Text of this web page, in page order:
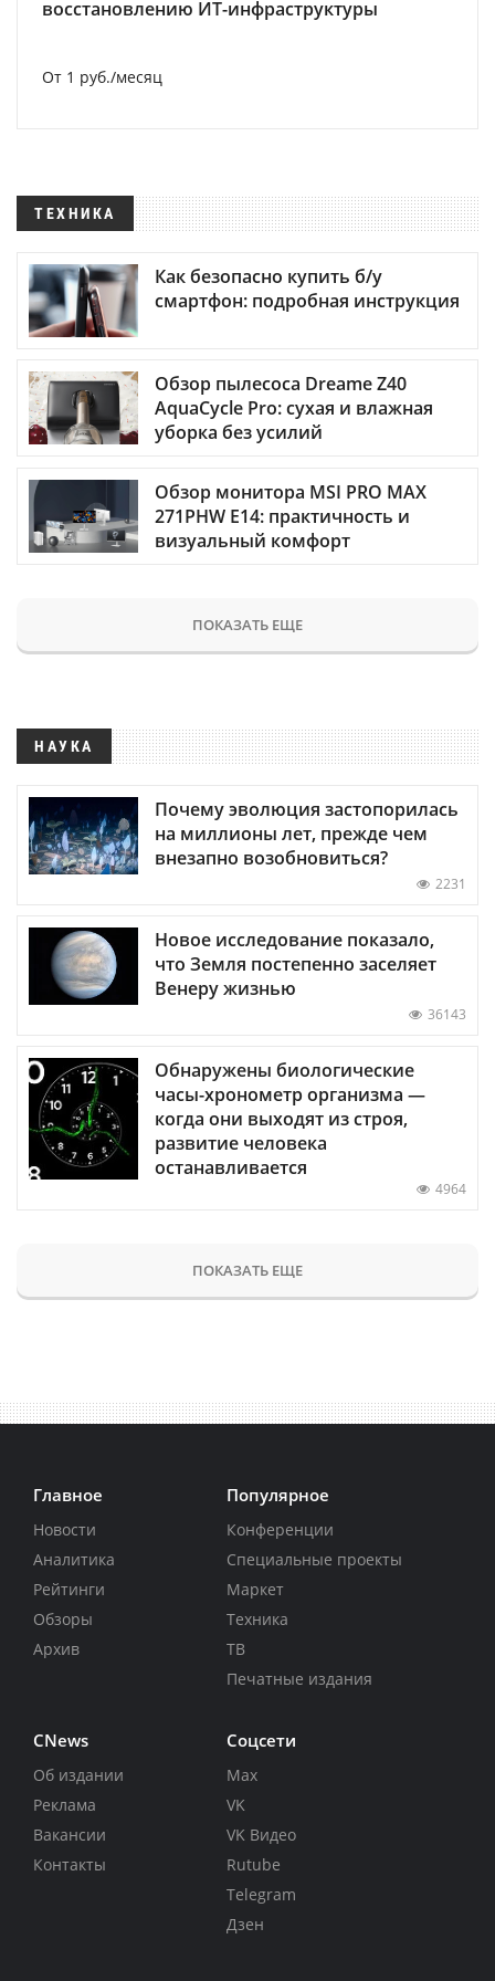
восстановлению ИТ-инфраструктуры
От 1 руб./месяц
ТЕХНИКА
Как безопасно купить б/у
смартфон: подробная инструкция
Обзор пылесоса Dreame Z40
AquaCycle Pro: сухая и влажная
уборка без усилий
Обзор монитора MSI PRO MAX
271PHW E14: практичность и
визуальный комфорт
ПОКАЗАТЬ ЕЩЕ
НАУКА
Почему эволюция застопорилась
на миллионы лет, прежде чем
внезапно возобновиться?
2231
Новое исследование показало,
что Земля постепенно заселяет
Венеру жизнью
36143
Обнаружены биологические
часы-хронометр организма —
когда они выходят из строя,
развитие человека
останавливается
4964
ПОКАЗАТЬ ЕЩЕ
Главное
Новости
Аналитика
Рейтинги
Обзоры
Архив
Популярное
Конференции
Специальные проекты
Маркет
Техника
ТВ
Печатные издания
CNews
Об издании
Реклама
Вакансии
Контакты
Соцсети
Max
VK
VK Видео
Rutube
Telegram
Дзен